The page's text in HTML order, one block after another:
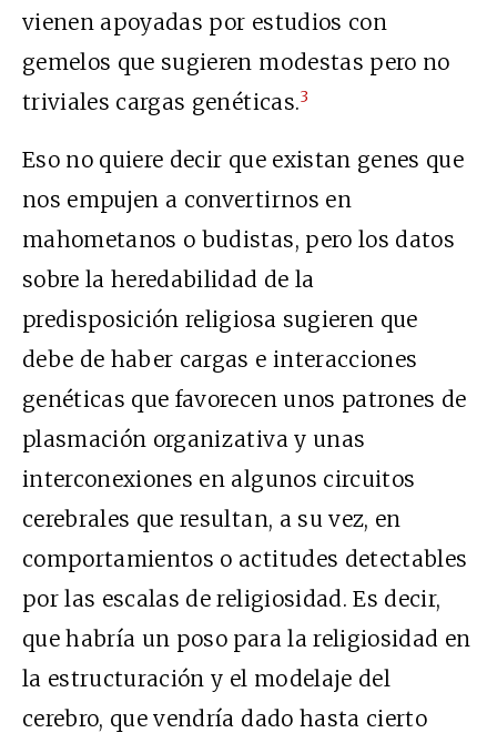
vienen apoyadas por estudios con
gemelos que sugieren modestas pero no
triviales cargas genéticas.3
Eso no quiere decir que existan genes que
nos empujen a convertirnos en
mahometanos o budistas, pero los datos
sobre la heredabilidad de la
predisposición religiosa sugieren que
debe de haber cargas e interacciones
genéticas que favorecen unos patrones de
plasmación organizativa y unas
interconexiones en algunos circuitos
cerebrales que resultan, a su vez, en
comportamientos o actitudes detectables
por las escalas de religiosidad. Es decir,
que habría un poso para la religiosidad en
la estructuración y el modelaje del
cerebro, que vendría dado hasta cierto